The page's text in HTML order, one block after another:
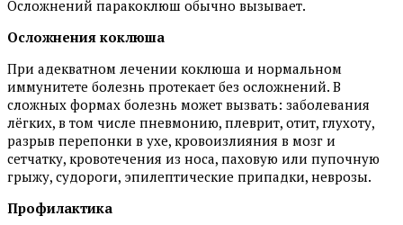
Осложнений паракоклюш обычно вызывает.
Осложнения коклюша
При адекватном лечении коклюша и нормальном
иммунитете болезнь протекает без осложнений. В
сложных формах болезнь может вызвать: заболевания
лёгких, в том числе пневмонию, плеврит, отит, глухоту,
разрыв перепонки в ухе, кровоизлияния в мозг и
сетчатку, кровотечения из носа, паховую или пупочную
грыжу, судороги, эпилептические припадки, неврозы.
Профилактика